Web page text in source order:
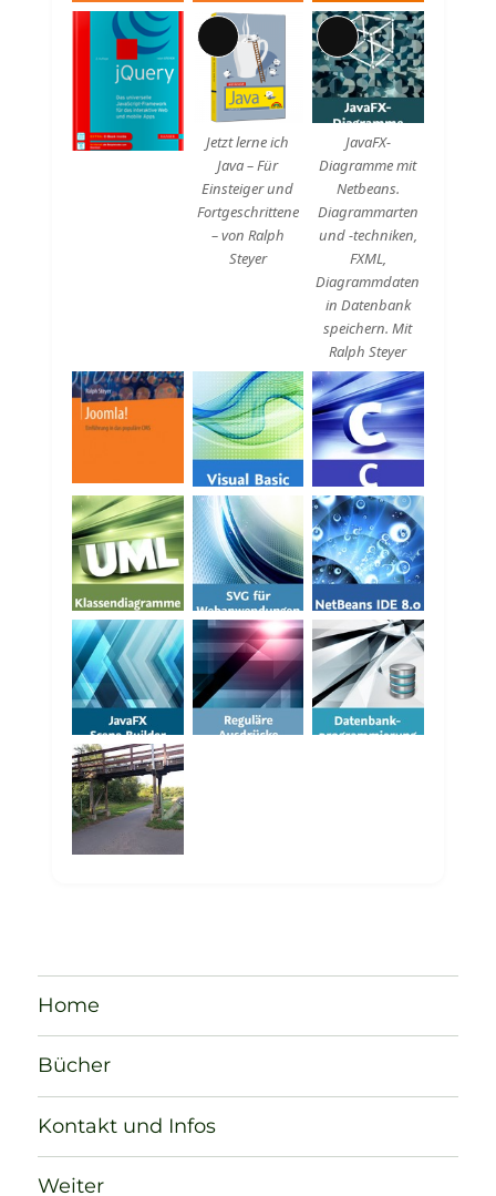
Lange
Beschreibung
Jetzt lerne ich
Java – Für
Einsteiger und
Fortgeschrittene
– von Ralph
Steyer
Lange
Beschreibung
JavaFX-
Diagramme mit
Netbeans.
Diagrammarten
und -techniken,
FXML,
Diagrammdaten
in Datenbank
speichern. Mit
Ralph Steyer
Home
Bücher
Kontakt und Infos
Weiter